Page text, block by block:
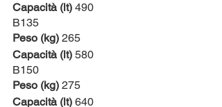
Capacità (lt) 490
B135
Peso (kg) 265
Capacità (lt) 580
B150
Peso (kg) 275
Capacità (lt) 640